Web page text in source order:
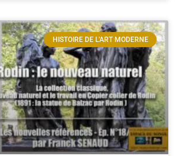
HISTOIRE DE L'ART MODERNE